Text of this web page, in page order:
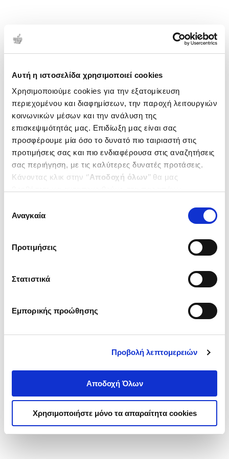
Αυτή η ιστοσελίδα χρησιμοποιεί cookies
Χρησιμοποιούμε cookies για την εξατομίκευση
περιεχομένου και διαφημίσεων, την παροχή λειτουργιών
κοινωνικών μέσων και την ανάλυση της
επισκεψιμότητάς μας. Επιδίωξη μας είναι σας
προσφέρουμε μία όσο το δυνατό πιο ταιριαστή στις
προτιμήσεις σας και πιο ενδιαφέρουσα στις αναζητήσεις
σας περιήγηση, με τις καλύτερες δυνατές προτάσεις.
Κάνοντας κλικ στην ‘’Αποδοχή όλων’’ θα μας
ενδιαφέρουν και να επιλέξετε από τα παρακάτω με την
΄΄και να ενημερωθείτε σχετικά με
συγκατάθεσης
Αναγκαία
Προτιμήσεις
Στατιστικά
Εμπορικής προώθησης
Προβολή λεπτομερειών
Αποδοχή Όλων
Χρησιμοποιήστε μόνο τα απαραίτητα cookies